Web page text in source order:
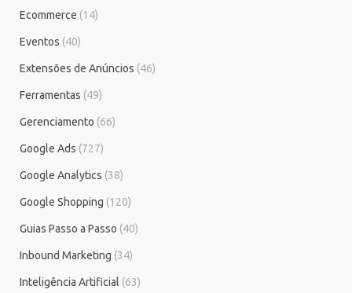
Ecommerce (14)
Eventos (40)
Extensões de Anúncios (46)
Ferramentas (49)
Gerenciamento (66)
Google Ads (727)
Google Analytics (38)
Google Shopping (120)
Guias Passo a Passo (40)
Inbound Marketing (34)
Inteligência Artificial (63)